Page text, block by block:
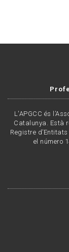
L'APGCC és
Catalunya. Està
Registre
el número